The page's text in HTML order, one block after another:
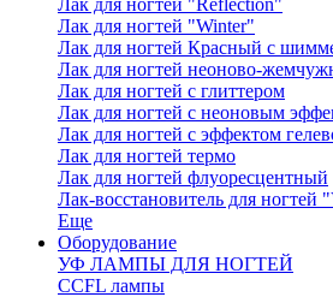
Лак для ногтей "Reflection"
Лак для ногтей "Winter"
Лак для ногтей Красный с
Лак для ногтей неоново-
Лак для ногтей с глиттером
Лак для ногтей с неоновым
Лак для ногтей с эффектом
Лак для ногтей термо
Лак для ногтей флуоресцентный
Лак-восстановитель для ногтей
Еще
Оборудование
УФ ЛАМПЫ ДЛЯ НОГТЕЙ
CCFL лампы